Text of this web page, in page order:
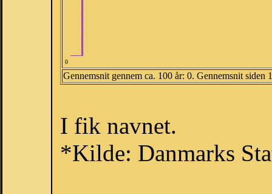
0
Gennemsnit gennem ca. 100 år: 0. Gennemsnit siden
I fik navnet.
*Kilde: Danmarks